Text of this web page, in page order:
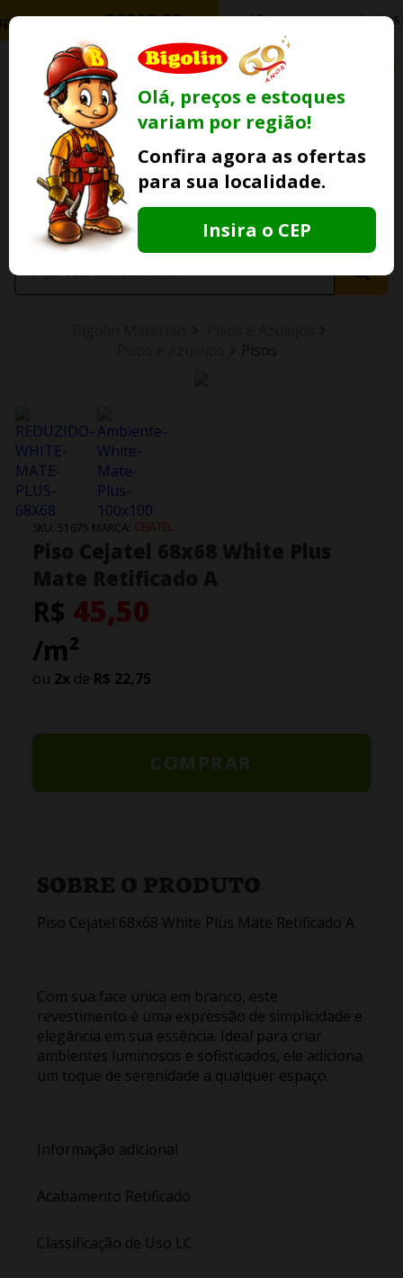
Informeseu CEP
Olá, preços e estoques
variam por região!
Confira agora as ofertas
para sua localidade.
Insira o CEP
Ofertas
Lojas Fisicas
Conta
Whatsapp
SKU: 51675 MARCA: CEJATEL
R$ 45,50
/m²
ou 2x de R$ 22,75
COMPRAR
SOBRE O PRODUTO
Piso Cejatel 68x68 White Plus Mate Retificado A
Com sua face única em branco, este
revestimento é uma expressão de simplicidade e
elegância em sua essência. Ideal para criar
ambientes luminosos e sofisticados, ele adiciona
um toque de serenidade a qualquer espaço.
Informação adicional
Acabamento Retificado
Classificação de Uso LC